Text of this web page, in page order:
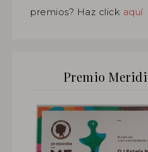
premios? Haz click aquí
Premio